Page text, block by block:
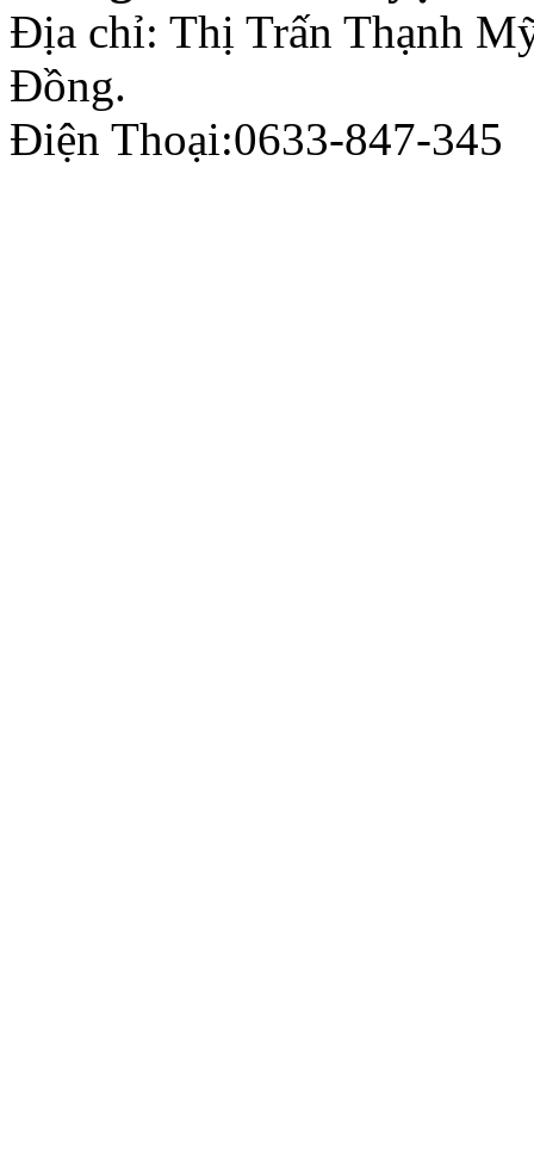
Địa chỉ: Thị Trấn Thạnh
Đồng.
Điện Thoại:0633-847-345